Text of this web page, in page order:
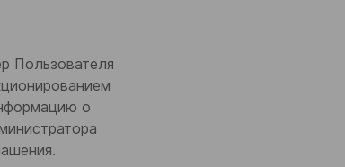
Пользователя
о